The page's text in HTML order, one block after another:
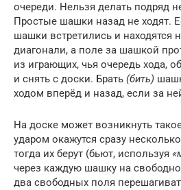
очереди. Нельзя делать подряд
Простые шашки назад не ходят.
шашки встретились и находятся
диагонали, а поле за шашкой
из играющих, чья очередь хода,
и снять с доски. Брать (бить)
ходом вперёд и назад, если за
На доске может возникнуть
ударом окажутся сразу
тогда их берут (бьют, используя
через каждую шашку на
два свободных поля